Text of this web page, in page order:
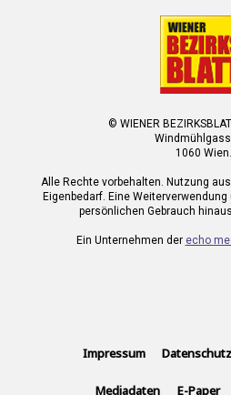
© WIENER
1060 Wien.
Alle Rechte vorbehalten. Nutzung
Eigenbedarf. Eine
persönlichen Gebrauch
Ein Unternehmen der echo
Impressum
Mediadaten E-Paper